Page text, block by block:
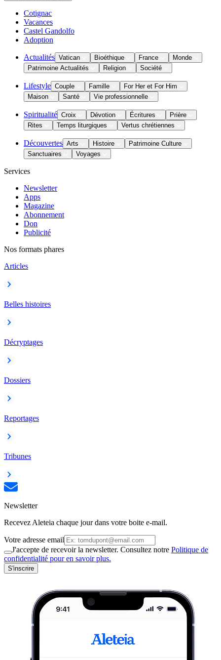
Cotignac
Vacances
Castel Gandolfo
Adoption
Actualités Vatican Bioéthique France
Monde
Patrimoine Actualités
Religion Société
Lifestyle Couple Famille
For Her et For Him
Maison
Santé Vie professionnelle
Spiritualité Croix Dévotion Écritures
Prière
Rites
Temps liturgiques Vertus chrétiennes
Découvertes Arts Histoire
Patrimoine Culture
Sanctuaires
Voyages
Services
Newsletter
Apps
Magazine
Abonnement
Don
Publicité
Nos formats phares
Articles
Belles histoires
Décryptages
Dossiers
Reportages
Tribunes
Newsletter
Recevez Aleteia chaque jour dans votre boite e-mail.
Votre adresse email
J'accepte de recevoir la newsletter. Consultez notre Politique de
confidentialité pour en savoir plus.
S'inscrire